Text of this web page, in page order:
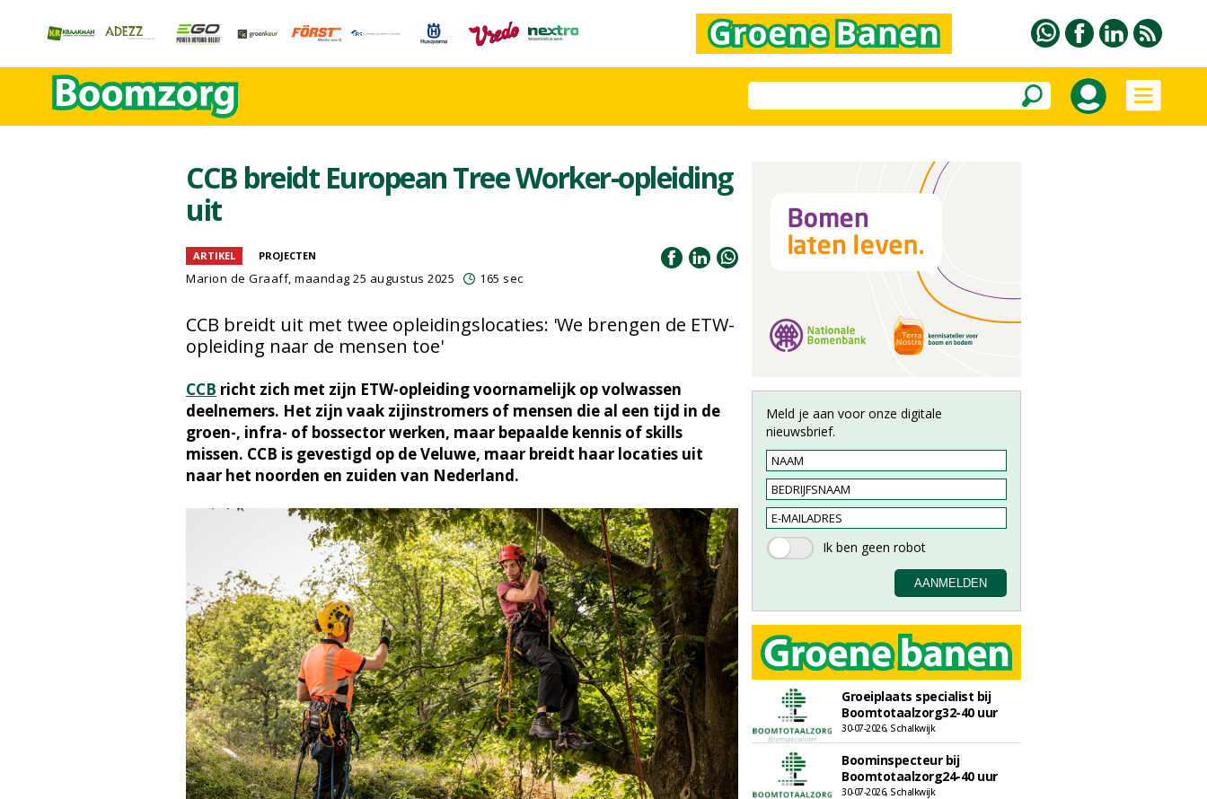
CCB breidt European Tree Worker-opleiding
uit
ARTIKEL PROJECTEN
Marion de Graaff, maandag 25 augustus 2025 165 sec
CCB breidt uit met twee opleidingslocaties: 'We brengen de ETW-
opleiding naar de mensen toe'
CCB richt zich met zijn ETW-opleiding voornamelijk op volwassen
deelnemers. Het zijn vaak zijinstromers of mensen die al een tijd in de
groen-, infra- of bossector werken, maar bepaalde kennis of skills
missen. CCB is gevestigd op de Veluwe, maar breidt haar locaties uit
naar het noorden en zuiden van Nederland.
Meld je aan voor onze digitale
nieuwsbrief.
Groeiplaats specialist bij
Boomtotaalzorg32-40 uur
30-07-2026, Schalkwijk
Boominspecteur bij
Boomtotaalzorg24-40 uur
30-07-2026, Schalkwijk